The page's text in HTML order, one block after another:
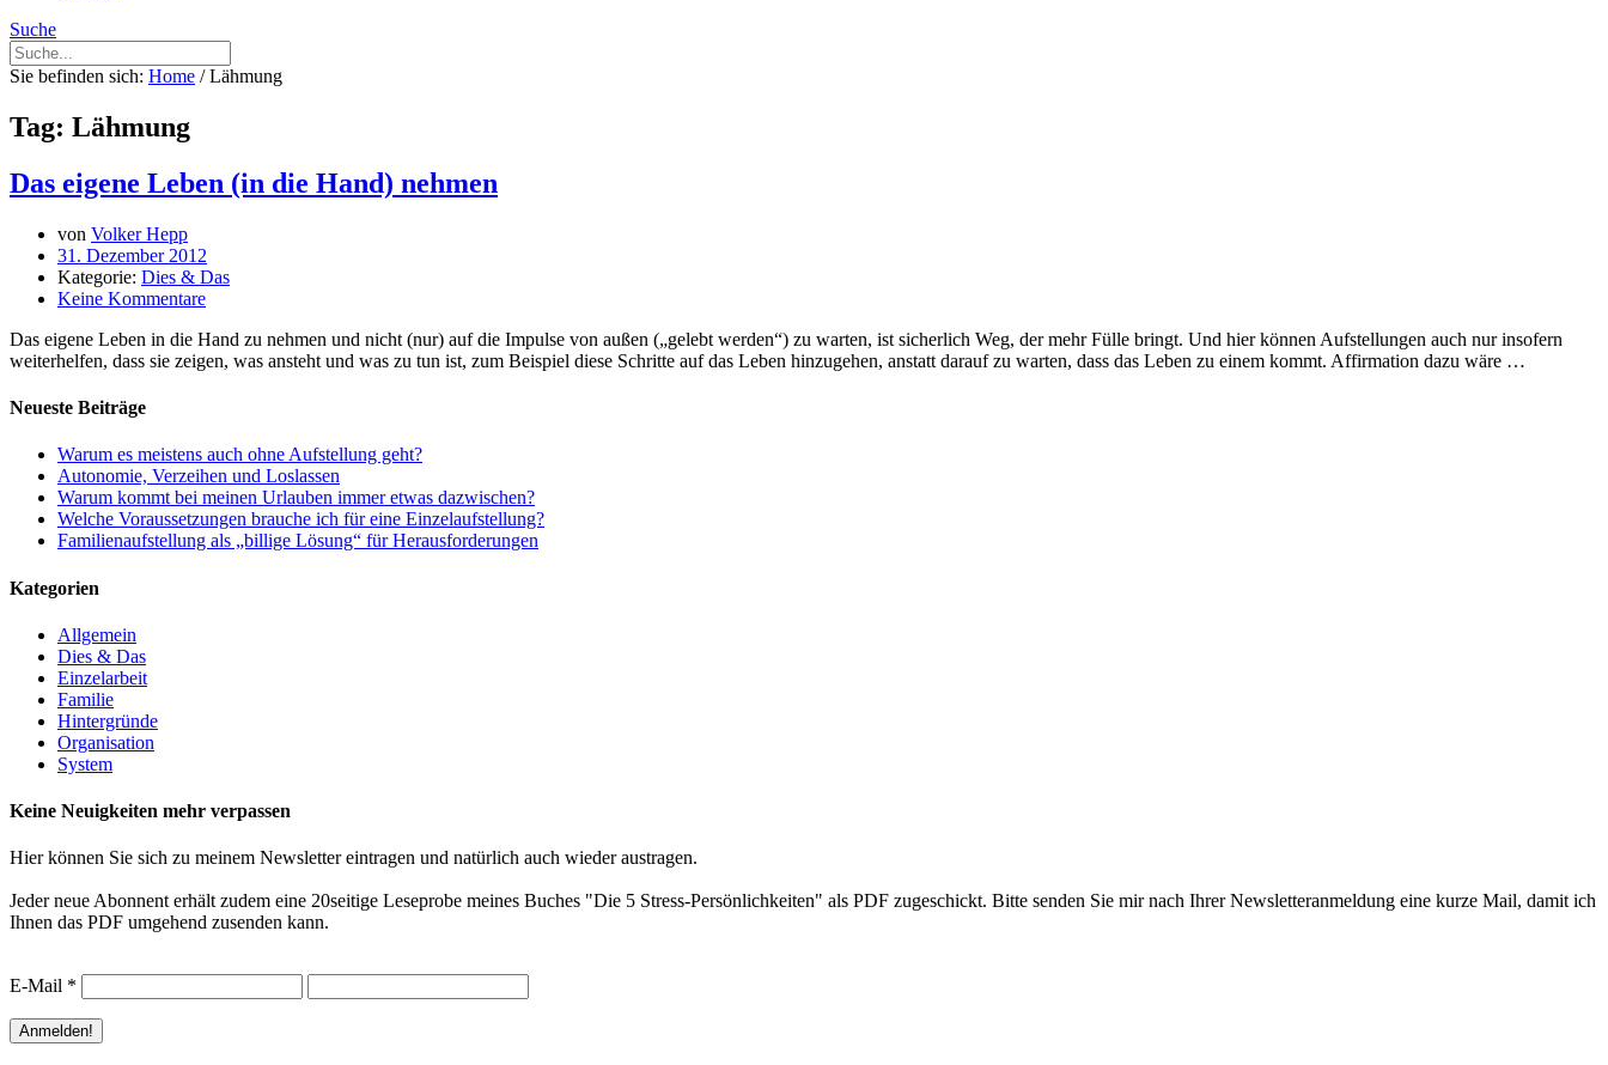
Suche
Sie befinden sich: Home / Lähmung
Tag: Lähmung
Das eigene Leben (in die Hand) nehmen
von Volker Hepp
31. Dezember 2012
Kategorie: Dies & Das
Keine Kommentare
Das eigene Leben in die Hand zu nehmen und nicht (nur) auf die Impulse von außen („gelebt werden“) zu warten, ist sicherlich Weg, der mehr Fülle bringt. Und hier können Aufstellungen auch nur insofern
weiterhelfen, dass sie zeigen, was ansteht und was zu tun ist, zum Beispiel diese Schritte auf das Leben hinzugehen, anstatt darauf zu warten, dass das Leben zu einem kommt. Affirmation dazu wäre …
Neueste Beiträge
Warum es meistens auch ohne Aufstellung geht?
Autonomie, Verzeihen und Loslassen
Warum kommt bei meinen Urlauben immer etwas dazwischen?
Welche Voraussetzungen brauche ich für eine Einzelaufstellung?
Familienaufstellung als „billige Lösung“ für Herausforderungen
Kategorien
Allgemein
Dies & Das
Einzelarbeit
Familie
Hintergründe
Organisation
System
Keine Neuigkeiten mehr verpassen
Hier können Sie sich zu meinem Newsletter eintragen und natürlich auch wieder austragen.
Jeder neue Abonnent erhält zudem eine 20seitige Leseprobe meines Buches "Die 5 Stress-Persönlichkeiten" als PDF zugeschickt. Bitte senden Sie mir nach Ihrer Newsletteranmeldung eine kurze Mail, damit ich
Ihnen das PDF umgehend zusenden kann.
E-Mail *